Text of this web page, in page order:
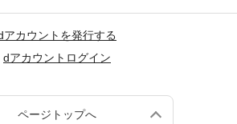
アカウントを発行する
dアカウントログイン
ページトップへ